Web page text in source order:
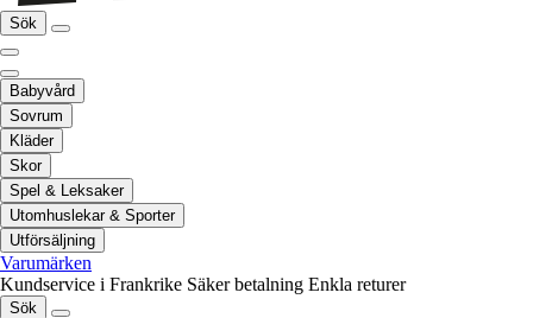
Sök
Babyvård
Sovrum
Kläder
Skor
Spel & Leksaker
Utomhuslekar & Sporter
Utförsäljning
Varumärken
Kundservice i Frankrike Säker betalning Enkla returer
Sök